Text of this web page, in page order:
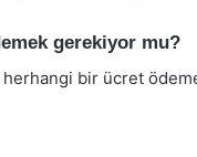
gerekiyor mu?
herhangi bir ücret